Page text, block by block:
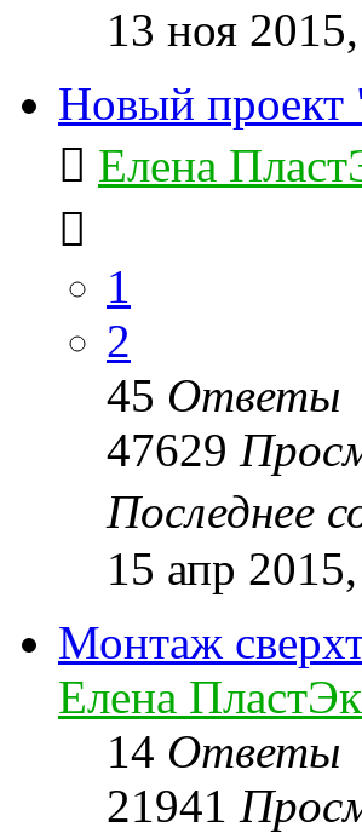
13 ноя
Новый
Елена
1
2
45 Ответы
47629
Последнее
15 апр
Монтаж
Елена
14 Ответы
21941